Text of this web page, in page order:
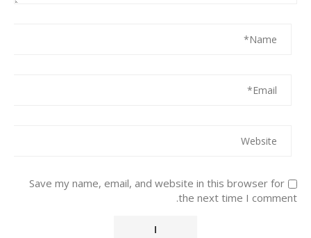
Save my name, email, and website in this browser for
the next time I comment.